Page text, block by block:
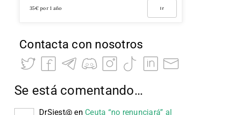
35€ por 1 año Ir
Contacta con nosotros
Se está comentando…
DrSiest@ en Ceuta “no renunciará” al